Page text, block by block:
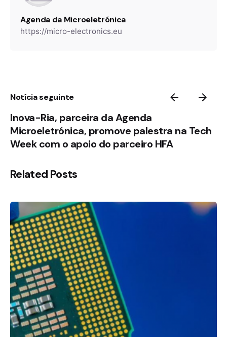
Agenda da Microeletrónica
https://micro-electronics.eu
Notícia seguinte
Inova-Ria, parceira da Agenda
Microeletrónica, promove palestra na Tech
Week com o apoio do parceiro HFA
Related Posts